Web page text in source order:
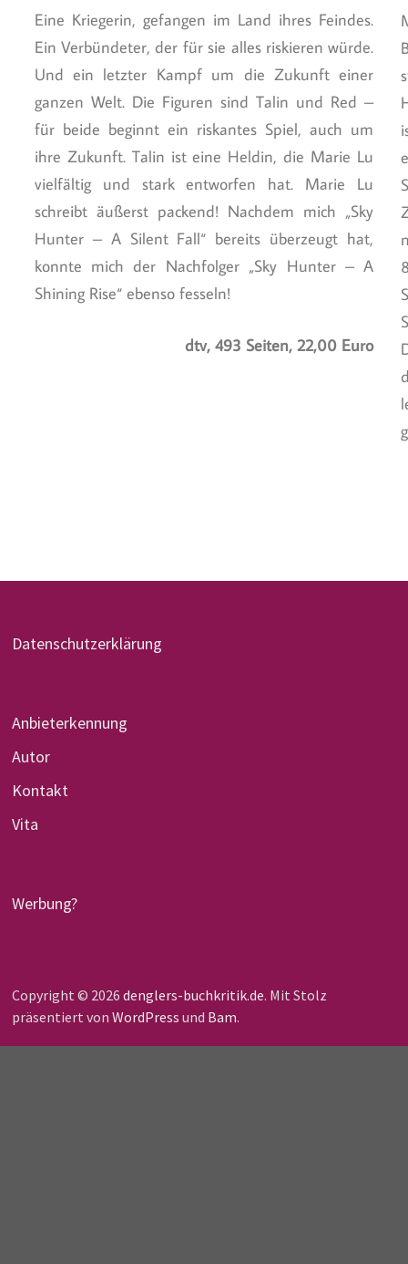
Eine Kriegerin, gefangen im Land ihres Feindes.
Ein Verbündeter, der für sie alles riskieren würde.
Und ein letzter Kampf um die Zukunft einer
ganzen Welt. Die Figuren sind Talin und Red –
für beide beginnt ein riskantes Spiel, auch um
ihre Zukunft. Talin ist eine Heldin, die Marie Lu
vielfältig und stark entworfen hat. Marie Lu
schreibt äußerst packend! Nachdem mich „Sky
Hunter – A Silent Fall“ bereits überzeugt hat,
konnte mich der Nachfolger „Sky Hunter – A
Shining Rise“ ebenso fesseln!
dtv, 493 Seiten, 22,00 Euro
Datenschutzerklärung
Anbieterkennung
Autor
Kontakt
Vita
Werbung?
Copyright © 2026 denglers-buchkritik.de. Mit Stolz
präsentiert von WordPress und Bam.